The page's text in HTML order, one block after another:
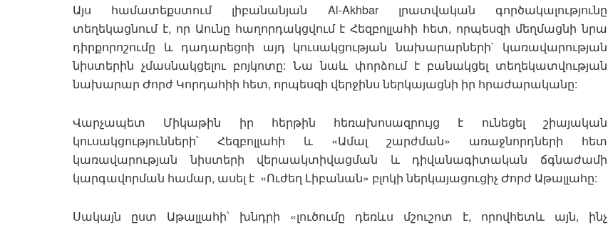
Այս համատեքստում լիբանանյան Al-Akhbar լրատվական գործակալությունը
տեղեկացնում է, որ Աունը հաղորդակցվում է Հեզբոլլահի հետ, որպեսզի մեղմացնի նրա
դիրքորոշումը և դադարեցnի այդ կուսակցության նախարարների` կառավարության
նիստերին չմասնակցելու բոյկոտը: Նա նաև փորձում է բանակցել տեղեկատվության
նախարար Ժորժ Կորդահիի հետ, որպեսզի վերջինս ներկայացնի իր հրաժարականը:
Վարչապետ Միկաթին իր հերթին հեռախոսազրույց է ունեցել շիայական
կուսակցությունների՝ Հեզբոլլահի և «Ամալ շարժման» առաջնորդների հետ
կառավարության նիստերի վերաակտիվացման և դիվանագիտական ճգնաժամի
կարգավորման համար, ասել է «Ուժեղ Լիբանան» բլոկի ներկայացուցիչ Ժորժ Աթալլահը:
Սակայն ըստ Աթալլահի՝ խնդրի «լուծումը դեռևս մշուշոտ է, որովհետև այն, ինչ